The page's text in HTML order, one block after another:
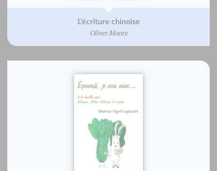
L'écriture chinoise
Oliver Moore